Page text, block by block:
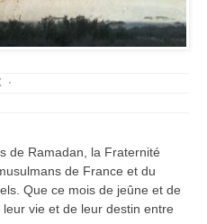
de Ramadan, la Fraternité
de France et du
Que ce mois de jeûne et de
vie et de leur destin entre